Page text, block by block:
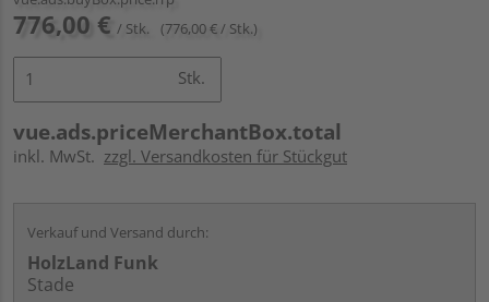
776,00 € / Stk. (776,00 € / Stk.)
Stk.
vue.ads.priceMerchantBox.total
inkl. MwSt. zzgl. Versandkosten für Stückgut
Verkauf und Versand durch:
HolzLand Funk
Stade